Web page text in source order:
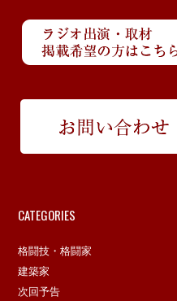
CATEGORIES
格闘技・格闘家
建築家
次回予告